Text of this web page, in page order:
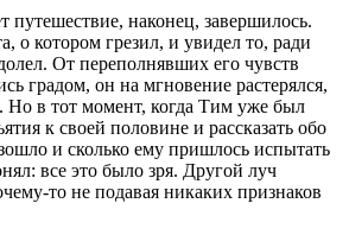
путешествие, наконец, завершилось.
о котором грезил, и увидел то, ради
От переполнявших его чувств
градом, он на мгновение растерялся,
Но в тот момент, когда Тим уже был
к своей половине и рассказать обо
и сколько ему пришлось испытать
все это было зря. Другой луч
то не подавая никаких признаков